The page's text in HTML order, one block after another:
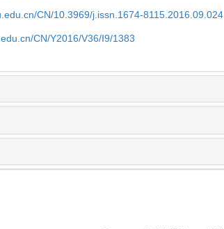
CN/10.3969/j.issn.1674-8115.2016.09.024
CN/Y2016/V36/I9/1383